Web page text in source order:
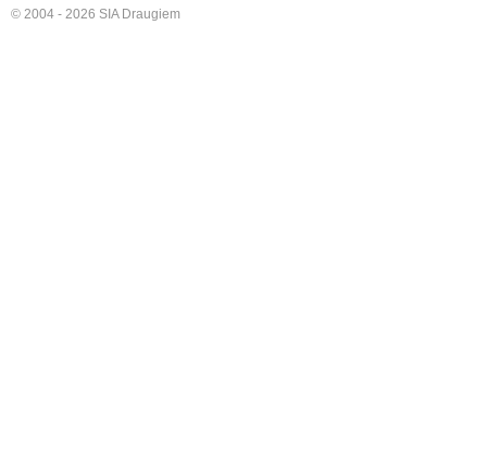
© 2004 - 2026 SIA Draugiem